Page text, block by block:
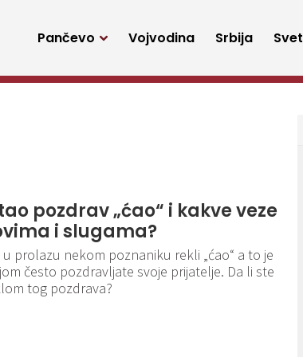
Pančevo Vojvodina Srbija Svet
pozdrav „ćao“ i kakve veze
i slugama?
prolazu nekom poznaniku rekli „ćao“ a to je
često pozdravljate svoje prijatelje. Da li ste
tog pozdrava?